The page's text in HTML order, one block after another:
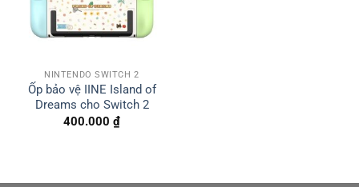
NINTENDO SWITCH 2
Ốp bảo vệ IINE Island of
Dreams cho Switch 2
400.000 ₫